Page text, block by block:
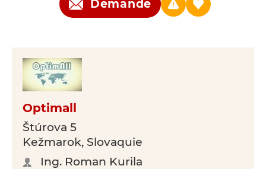
Demande
Optimall
Štúrova 5
Kežmarok, Slovaquie
Ing. Roman Kurila